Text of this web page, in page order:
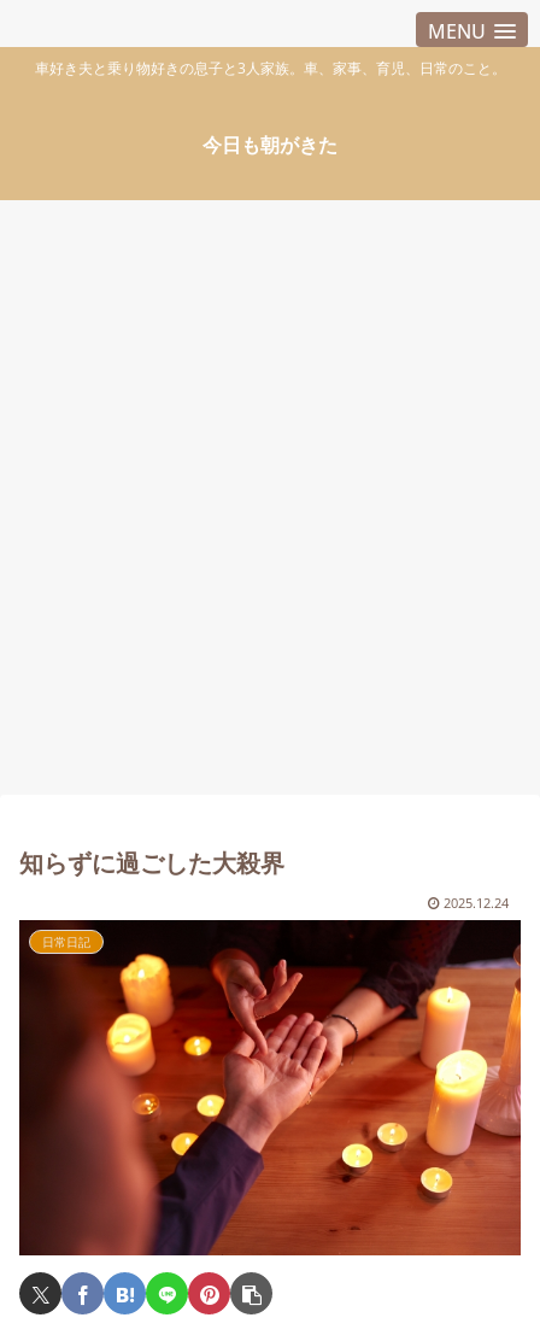
MENU
車好き夫と乗り物好きの息子と3人家族。車、家事、育児、日常のこと。
今日も朝がきた
知らずに過ごした大殺界
2025.12.24
日常日記